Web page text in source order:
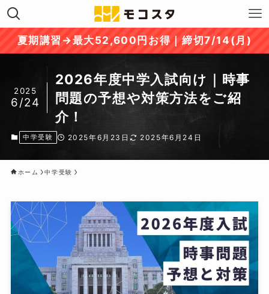
夏期講習→最大52,600円お得｜締切7/14(月)
2026年度中学入試向け｜時事
問題の予想や対策方法をご紹
介！
2025
6/24
中学受験 2025年6月23日 2025年6月24日
ホーム 中学受験